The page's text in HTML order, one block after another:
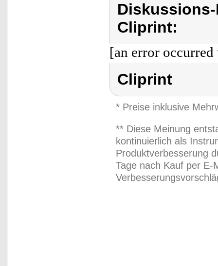
Cliprint:
[an error
Cliprint
* Preise inklusive
** Diese Meinung
kontinuierlich als
Produktverbesserung
Tage nach Kauf per E-